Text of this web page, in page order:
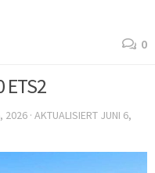
0
2026 · AKTUALISIERT JUNI 6,